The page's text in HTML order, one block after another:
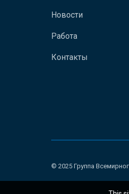
Новости
Работа
Контакты
© 2025 Группа